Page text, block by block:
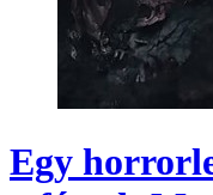
Egy